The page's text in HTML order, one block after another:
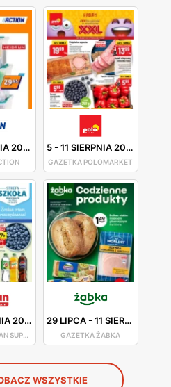
2026 5-11 SIERPNIA 2026
GAZETKA POLOMARKET
2026
GAZETKA AUCHAN SUPERMARKET
29 LIPCA-11 SIERPNIA 2026
GAZETKA ŻABKA
WSZYSTKIE